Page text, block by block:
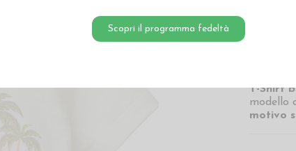
Scopri il programma fedeltà
10,40 €
T-Shirt
modello
motivo